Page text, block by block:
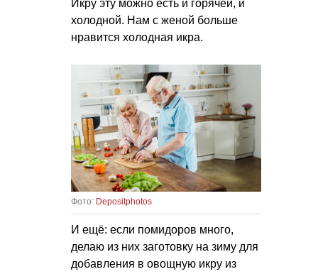
Икру эту можно есть и горячей, и
холодной. Нам с женой больше
нравится холодная икра.
Фото: Depositphotos
И ещё: если помидоров много,
делаю из них заготовку на зиму для
добавления в овощную икру из